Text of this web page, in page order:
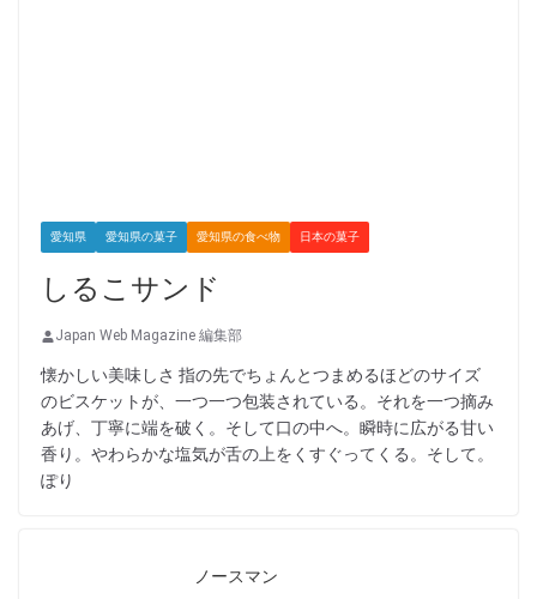
愛知県 愛知県の菓子 愛知県の食べ物 日本の菓子
しるこサンド
Japan Web Magazine 編集部
懐かしい美味しさ 指の先でちょんとつまめるほどのサイズ
のビスケットが、一つ一つ包装されている。それを一つ摘み
あげ、丁寧に端を破く。そして口の中へ。瞬時に広がる甘い
香り。やわらかな塩気が舌の上をくすぐってくる。そして。
ぽり
ノースマン